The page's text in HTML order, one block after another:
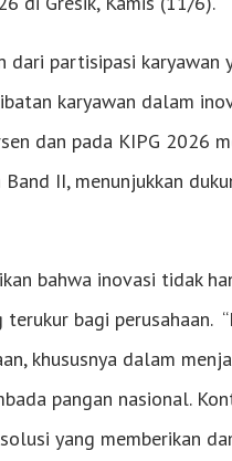
partisipasi karyawan
karyawan dalam
dan pada KIPG 2026
II, menunjukkan
bahwa inovasi tidak
bagi perusahaan.
khususnya dalam
pangan nasional.
yang memberikan